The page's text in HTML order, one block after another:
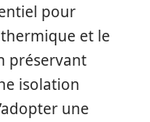
pour
et le
préservant
isolation
une